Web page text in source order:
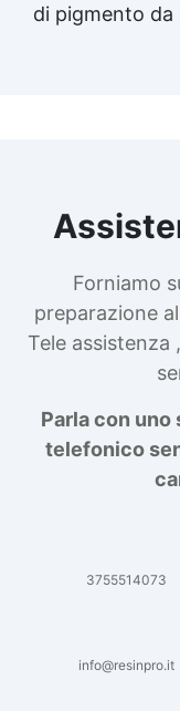
di pigmento da
Forniamo
preparazione
Tele assistenza
Parla con
telefonico
3755514073
info@resinpro.it